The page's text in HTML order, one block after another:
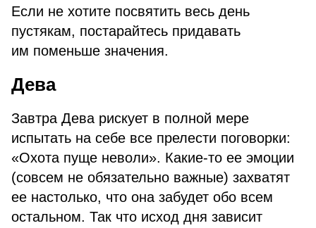
Если не хотите посвятить весь день
пустякам, постарайтесь придавать
им поменьше значения.
Дева
Завтра Дева рискует в полной мере
испытать на себе все прелести поговорки:
«Охота пуще неволи». Какие-то ее эмоции
(совсем не обязательно важные) захватят
ее настолько, что она забудет обо всем
остальном. Так что исход дня зависит